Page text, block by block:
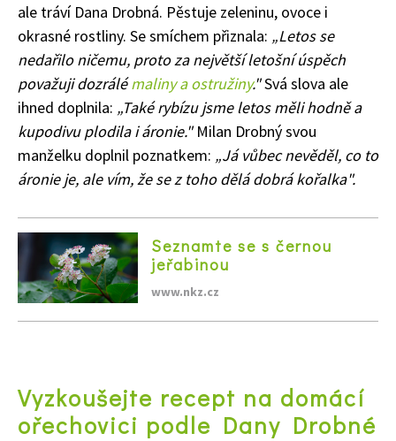
ale tráví Dana Drobná. Pěstuje zeleninu, ovoce i
okrasné rostliny. Se smíchem přiznala: „Letos se
nedařilo ničemu, proto za největší letošní úspěch
považuji dozrálémaliny a ostružiny."Svá slova ale
ihned doplnila: „Také rybízu jsme letos měli hodně a
kupodivu plodila i áronie."Milan Drobný svou
manželku doplnil poznatkem: „Já vůbec nevěděl, co to
áronie je, ale vím, že se z toho dělá dobrá kořalka".
Seznamte se s černou
jeřabinou
www.nkz.cz
Vyzkoušejte recept na domácí
ořechovici podle Dany Drobné